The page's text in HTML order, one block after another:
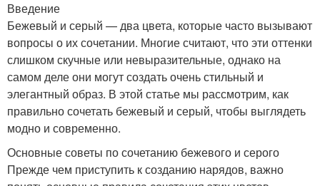
Введение
Бежевый и серый — два цвета, которые часто вызывают
вопросы о их сочетании. Многие считают, что эти оттенки
слишком скучные или невыразительные, однако на
самом деле они могут создать очень стильный и
элегантный образ. В этой статье мы рассмотрим, как
правильно сочетать бежевый и серый, чтобы выглядеть
модно и современно.
Основные советы по сочетанию бежевого и серого
Прежде чем приступить к созданию нарядов, важно